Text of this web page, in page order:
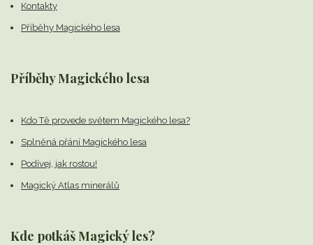
Kontakty
Příběhy Magického lesa
Příběhy Magického lesa
Kdo Tě provede světem Magického lesa?
Splněná přání Magického lesa
Podívej, jak rostou!
Magický Atlas minerálů
Kde potkáš Magický les?